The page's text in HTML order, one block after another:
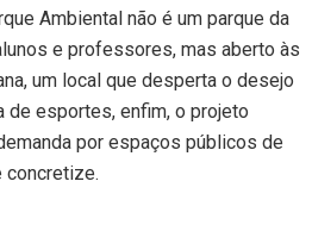
Ambiental não é um parque da
e professores, mas aberto às
um local que desperta o desejo
de esportes, enfim, o projeto
por espaços públicos de
concretize.